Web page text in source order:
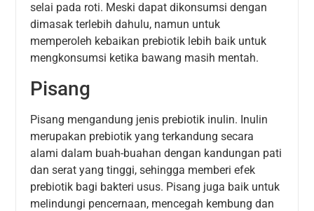
selai pada roti. Meski dapat dikonsumsi dengan
dimasak terlebih dahulu, namun untuk
memperoleh kebaikan prebiotik lebih baik untuk
mengkonsumsi ketika bawang masih mentah.
Pisang
Pisang mengandung jenis prebiotik inulin. Inulin
merupakan prebiotik yang terkandung secara
alami dalam buah-buahan dengan kandungan pati
dan serat yang tinggi, sehingga memberi efek
prebiotik bagi bakteri usus. Pisang juga baik untuk
melindungi pencernaan, mencegah kembung dan